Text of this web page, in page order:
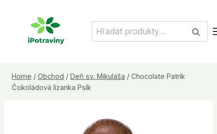
Hľadať:
Home / Obchod / Deň sv. Mikuláša / Chocolate Patrik
Čokoládová lízanka Psík